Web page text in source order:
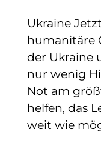
Ukraine
humanitäre
der Ukraine
nur wenig
Not am
helfen, das
weit wie